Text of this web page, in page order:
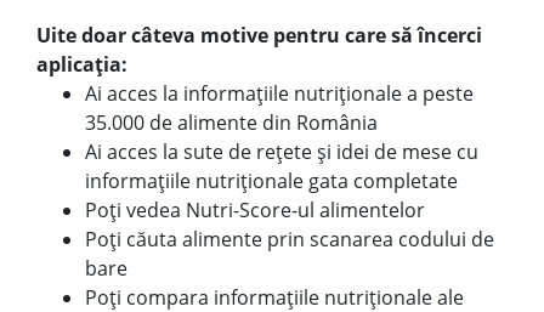
Uite doar câteva motive pentru care să încerci
aplicația:
Ai acces la informațiile nutriționale a peste
35.000 de alimente din România
Ai acces la sute de rețete și idei de mese cu
informațiile nutriționale gata completate
Poți vedea Nutri-Score-ul alimentelor
Poți căuta alimente prin scanarea codului de
bare
Poți compara informațiile nutriționale ale